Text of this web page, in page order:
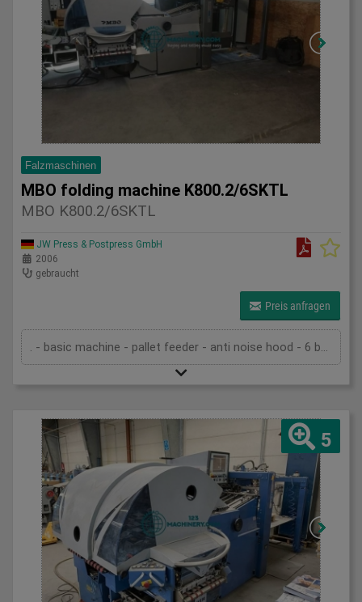
Falzmaschinen
MBO folding machine K800.2/6SKTL
MBO K800.2/6SKTL
JW Press & Postpress GmbH
2006
gebraucht
Preis anfragen
. - basic machine - pallet feeder - anti noise hood - 6 buckles in the first unit - 1 buckle and one knife in the second unit - 1 knife in the third unit - slitter shaft cassette - delivery SBAP - pump - technical documentation
5